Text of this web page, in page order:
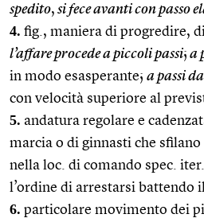
spedito, si fece avanti con passo
4. fig., maniera di progredire,
l’affare procede a piccoli passi; a
in modo esasperante; a passi
con velocità superiore al
5. andatura regolare e
marcia o di ginnasti che
nella loc. di comando spec. iter.
l’ordine di arrestarsi battendo
6. particolare movimento dei